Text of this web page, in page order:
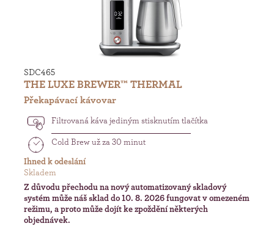
SDC465
THE LUXE BREWER™ THERMAL
Překapávací kávovar
Filtrovaná káva jediným stisknutím tlačítka
Cold Brew už za 30 minut
Ihned k odeslání
Skladem
Z důvodu přechodu na nový automatizovaný skladový
systém může náš sklad do 10. 8. 2026 fungovat v omezeném
režimu, a proto může dojít ke zpoždění některých
objednávek.